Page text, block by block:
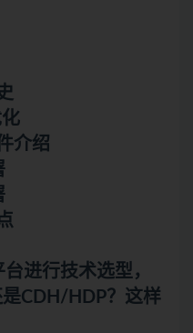
介绍
进行技术选型，
CDH/HDP？这样